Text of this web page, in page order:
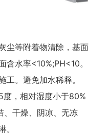
尘等附着物清除，基面
含水率<10%;PH<10。
工。避免加水稀释。
，相对湿度小于80%
干燥、阴凉、无冻
。